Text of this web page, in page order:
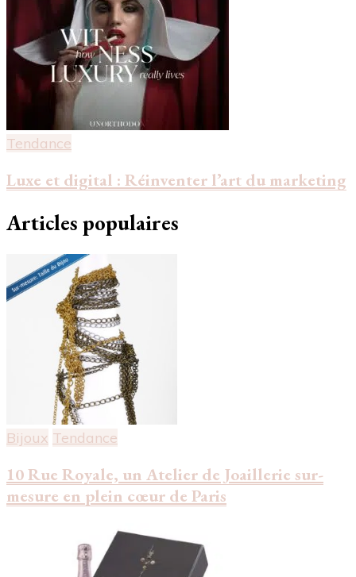
Tendance
Luxe et digital : Réinventer l’art du marketing
Articles populaires
Bijoux Tendance
10 Rue Royale, un Atelier de Joaillerie sur-
mesure en plein cœur de Paris